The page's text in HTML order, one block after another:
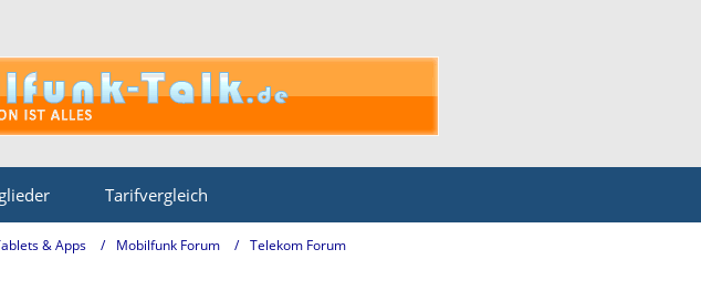
Tarifvergleich
& Apps Mobilfunk Forum Telekom Forum